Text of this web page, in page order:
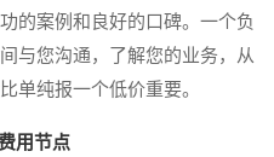
的案例和良好的口碑。一个负
与您沟通，了解您的业务，从
单纯报一个低价重要。
用节点